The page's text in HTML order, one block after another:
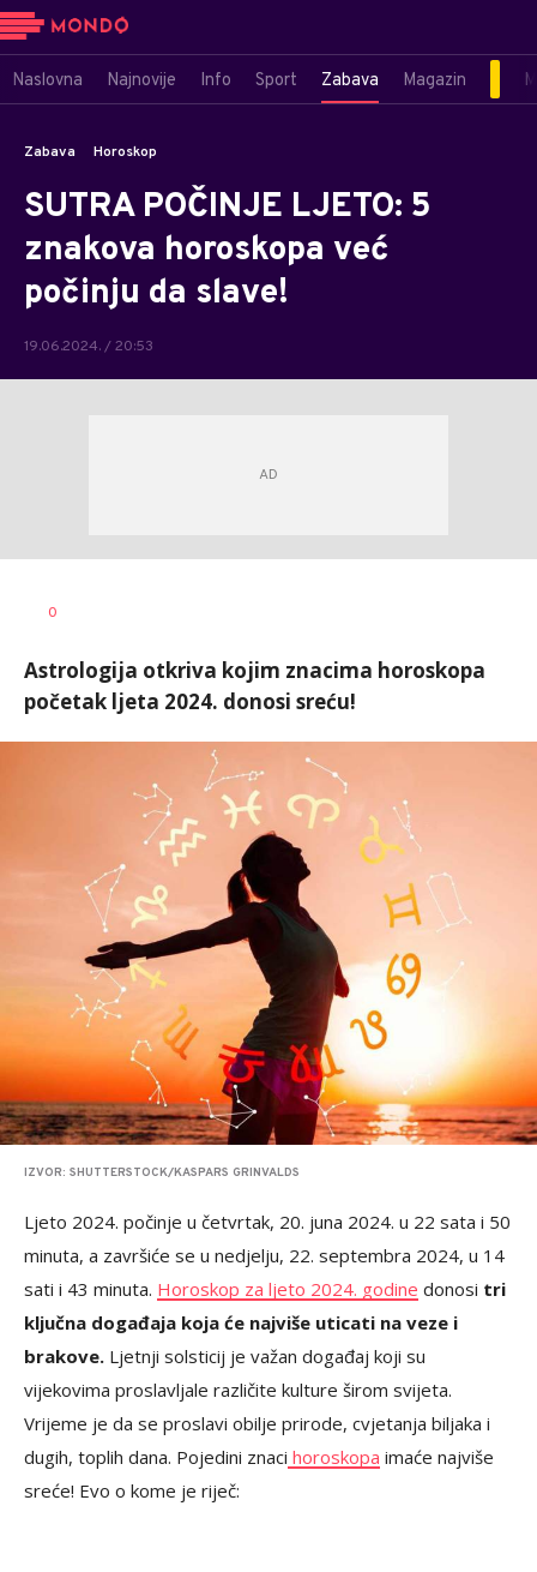
Naslovna Najnovije Info Sport Zabava Magazin
Zabava Horoskop
SUTRA POČINJE LJETO: 5
znakova horoskopa već
počinju da slave!
19.06.2024. / 20:53
0
Astrologija otkriva kojim znacima horoskopa
početak ljeta 2024. donosi sreću!
IZVOR: SHUTTERSTOCK/KASPARS GRINVALDS
Ljeto 2024. počinje u četvrtak, 20. juna 2024. u 22 sata i 50
minuta, a završiće se u nedjelju, 22. septembra 2024, u 14
sati i 43 minuta. Horoskop za ljeto 2024. godine donosi tri
ključna događaja koja će najviše uticati na veze i
brakove. Ljetnji solsticij je važan događaj koji su
vijekovima proslavljale različite kulture širom svijeta.
Vrijeme je da se proslavi obilje prirode, cvjetanja biljaka i
dugih, toplih dana. Pojedini znaci horoskopa imaće najviše
sreće! Evo o kome je riječ: